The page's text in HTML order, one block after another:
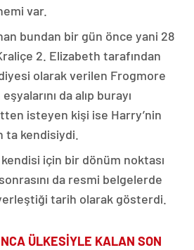
var.
bundan bir gün önce yani 28
2. Elizabeth tarafından
olarak verilen Frogmore
da alıp burayı
isteyen kişi ise Harry’nin
ta kendisiydi.
için bir dönüm noktası
da resmi belgelerde
tarih olarak gösterdi.
ÜLKESİYLE KALAN SON